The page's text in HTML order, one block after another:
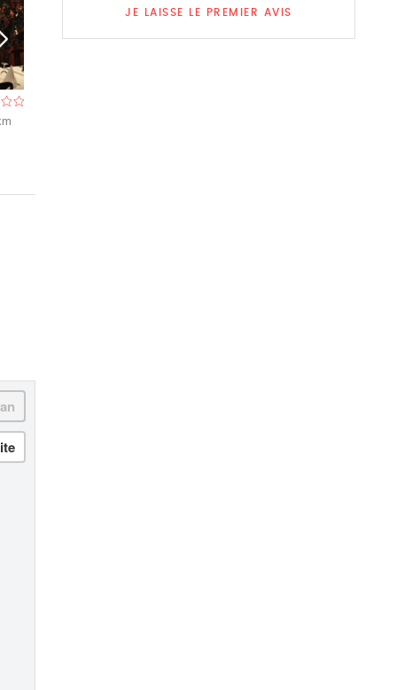
JE LAISSE LE PREMIER AVIS